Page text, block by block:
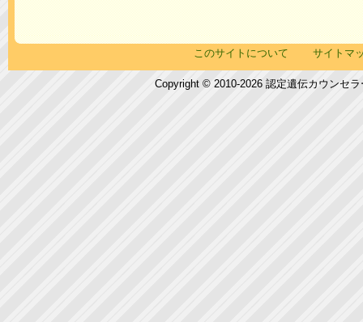
このサイトについて サイトマ
Copyright © 2010-2026 認定遺伝カウンセ